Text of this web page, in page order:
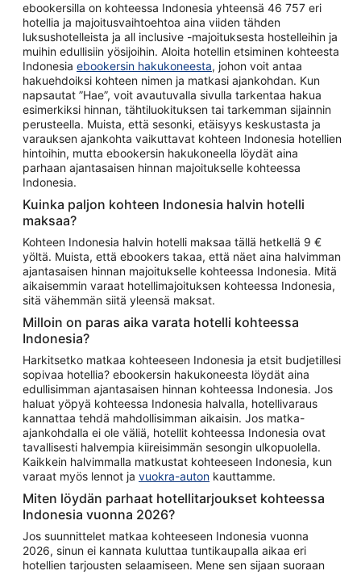
ebookersilla on kohteessa Indonesia yhteensä 46 757 eri
hotellia ja majoitusvaihtoehtoa aina viiden tähden
luksushotelleista ja all inclusive -majoituksesta hostelleihin ja
muihin edullisiin yösijoihin. Aloita hotellin etsiminen kohteesta
Indonesia ebookersin hakukoneesta, johon voit antaa
hakuehdoiksi kohteen nimen ja matkasi ajankohdan. Kun
napsautat ”Hae”, voit avautuvalla sivulla tarkentaa hakua
esimerkiksi hinnan, tähtiluokituksen tai tarkemman sijainnin
perusteella. Muista, että sesonki, etäisyys keskustasta ja
varauksen ajankohta vaikuttavat kohteen Indonesia hotellien
hintoihin, mutta ebookersin hakukoneella löydät aina
parhaan ajantasaisen hinnan majoitukselle kohteessa
Indonesia.
Kuinka paljon kohteen Indonesia halvin hotelli
maksaa?
Kohteen Indonesia halvin hotelli maksaa tällä hetkellä 9 €
yöltä. Muista, että ebookers takaa, että näet aina halvimman
ajantasaisen hinnan majoitukselle kohteessa Indonesia. Mitä
aikaisemmin varaat hotellimajoituksen kohteessa Indonesia,
sitä vähemmän siitä yleensä maksat.
Milloin on paras aika varata hotelli kohteessa
Indonesia?
Harkitsetko matkaa kohteeseen Indonesia ja etsit budjetillesi
sopivaa hotellia? ebookersin hakukoneesta löydät aina
edullisimman ajantasaisen hinnan kohteessa Indonesia. Jos
haluat yöpyä kohteessa Indonesia halvalla, hotellivaraus
kannattaa tehdä mahdollisimman aikaisin. Jos matka-
ajankohdalla ei ole väliä, hotellit kohteessa Indonesia ovat
tavallisesti halvempia kiireisimmän sesongin ulkopuolella.
Kaikkein halvimmalla matkustat kohteeseen Indonesia, kun
varaat myös lennot ja vuokra-auton kauttamme.
Miten löydän parhaat hotellitarjoukset kohteessa
Indonesia vuonna 2026?
Jos suunnittelet matkaa kohteeseen Indonesia vuonna
2026, sinun ei kannata kuluttaa tuntikaupalla aikaa eri
hotellien tarjousten selaamiseen. Mene sen sijaan suoraan